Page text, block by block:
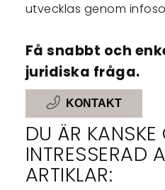
utvecklas genom
Få snabbt och
juridiska fråga.
KONTAKT
DU ÄR
INTRESSERAD
ARTIKLAR: